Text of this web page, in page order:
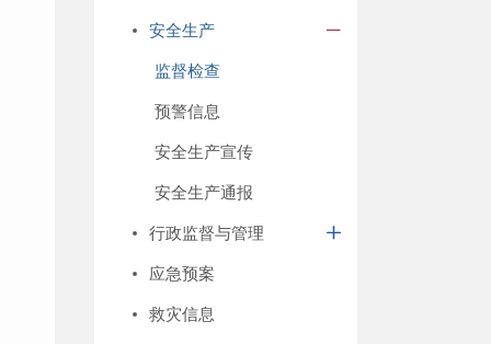
安全生产
监督检查
预警信息
安全生产宣传
安全生产通报
行政监督与管理
应急预案
救灾信息